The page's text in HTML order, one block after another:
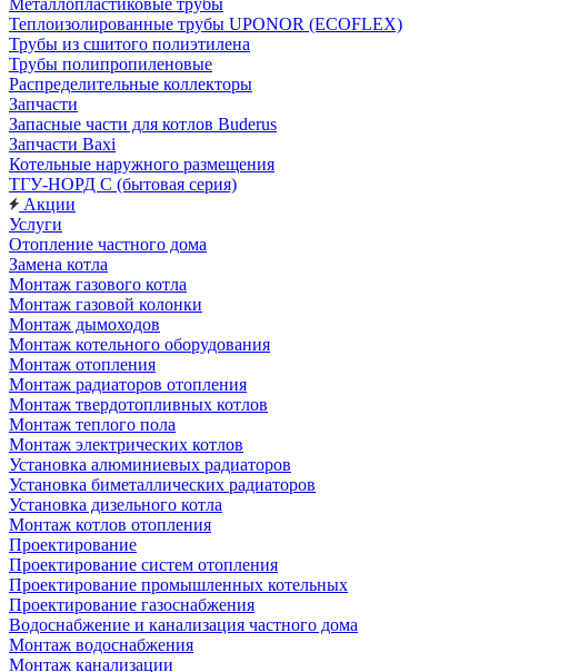
Металлопластиковые трубы
Теплоизолированные трубы UPONOR (ECOFLEX)
Трубы из сшитого полиэтилена
Трубы полипропиленовые
Распределительные коллекторы
Запчасти
Запасные части для котлов Buderus
Запчасти Baxi
Котельные наружного размещения
ТГУ-НОРД С (бытовая серия)
Акции
Услуги
Отопление частного дома
Замена котла
Монтаж газового котла
Монтаж газовой колонки
Монтаж дымоходов
Монтаж котельного оборудования
Монтаж отопления
Монтаж радиаторов отопления
Монтаж твердотопливных котлов
Монтаж теплого пола
Монтаж электрических котлов
Установка алюминиевых радиаторов
Установка биметаллических радиаторов
Установка дизельного котла
Монтаж котлов отопления
Проектирование
Проектирование систем отопления
Проектирование промышленных котельных
Проектирование газоснабжения
Водоснабжение и канализация частного дома
Монтаж водоснабжения
Монтаж канализации